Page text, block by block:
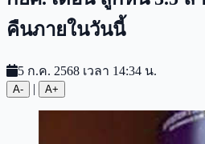
คืนภายในวันนี้
5 ก.ค. 2568 เวลา 14:34 น.
A- | A+